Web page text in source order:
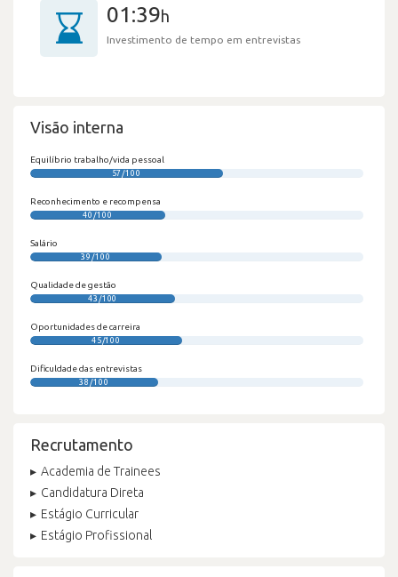
01:39h
Investimento de tempo em entrevistas
Visão interna
Equilíbrio trabalho/vida pessoal
57/100
Reconhecimento e recompensa
40/100
Salário
39/100
Qualidade de gestão
43/100
Oportunidades de carreira
45/100
Dificuldade das entrevistas
38/100
Recrutamento
Academia de Trainees
Candidatura Direta
Estágio Curricular
Estágio Profissional